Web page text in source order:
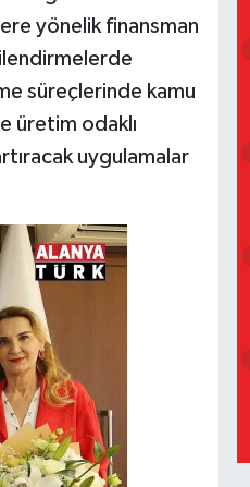
yönelik finansman
süreçlerinde kamu
üretim odaklı
uygulamalar